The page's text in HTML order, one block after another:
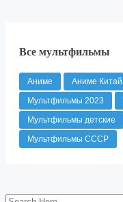
Все мультфильмы
Аниме Аниме Китай
Мультфильмы 2023
Мультфильмы детские
Мультфильмы СССР
Search